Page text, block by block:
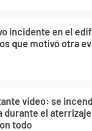
incidente en el
que motivó otra
video: se
durante el
todo